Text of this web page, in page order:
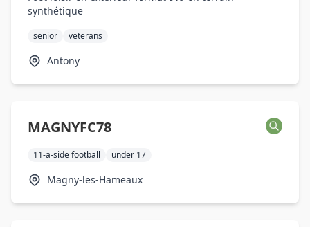
synthétique
senior veterans
Antony
MAGNYFC78
11-a-side football under 17
Magny-les-Hameaux